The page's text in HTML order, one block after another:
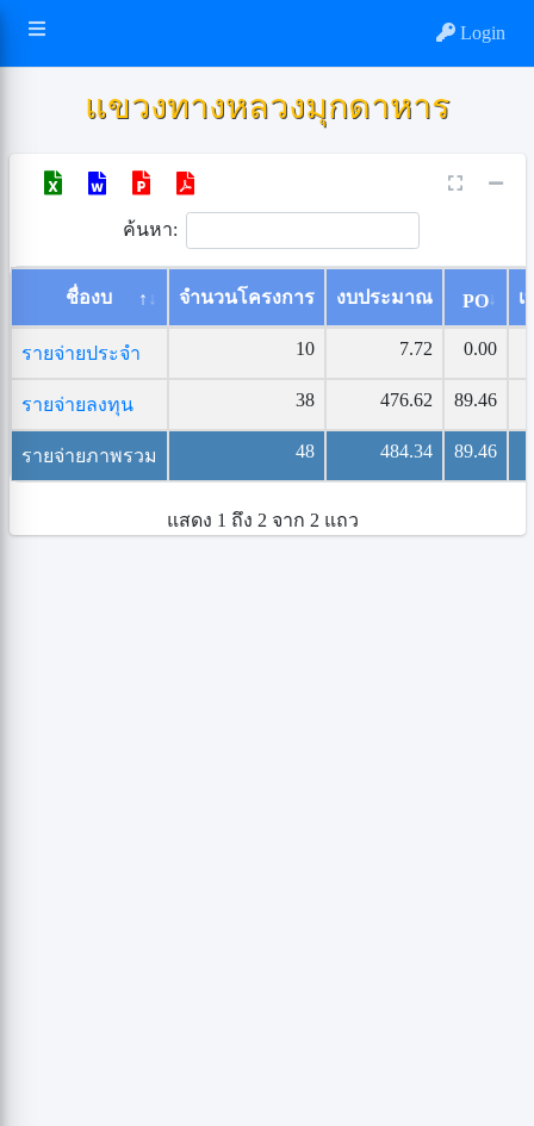
Login
แขวงทางหลวงมุกดาหาร
ค้นหา:
ชื่องบ จำนวนโครงการ งบประมาณ PO เ
รายจ่ายประจำ 10 7.72 0.00
รายจ่ายลงทุน 38 476.62 89.46
รายจ่ายภาพรวม 48 484.34 89.46
แสดง 1 ถึง 2 จาก 2 แถว